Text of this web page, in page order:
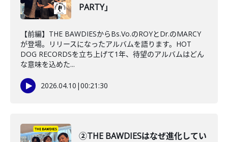
PARTY」
【前編】THE BAWDIESからBs.Vo.のROYとDr.のMARCY
が登場。リリースになったアルバムを語ります。HOT
DOG RECORDSを立ち上げて1年、待望のアルバムはどん
な意味を込めた...
2026.04.10 |00:21:30
②THE BAWDIESはなぜ進化してい